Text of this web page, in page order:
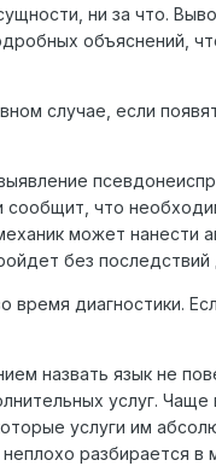
ни за что.
объяснений,
случае, если
что
может нанести
без последствий
диагностики.
назвать язык не
услуг.
услуги им
разбирается в